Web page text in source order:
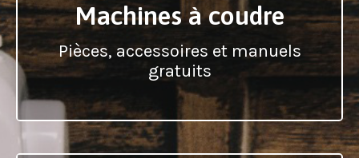
Machines à coudre
Pièces, accessoires et manuels
gratuits